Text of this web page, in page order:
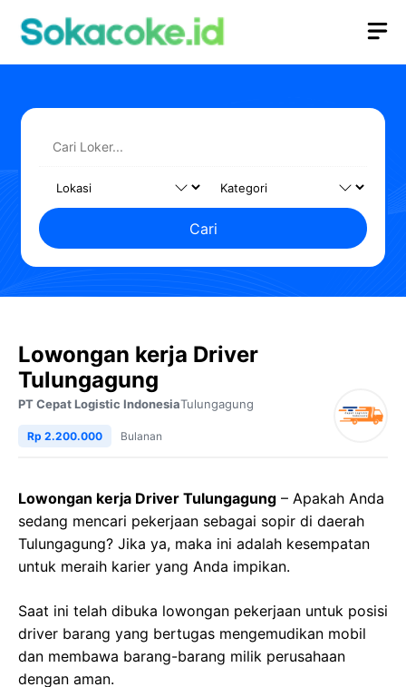
Cari
Lowongan kerja Driver
Tulungagung
PT Cepat Logistic IndonesiaTulungagung
Rp 2.200.000 Bulanan
Lowongan kerja Driver Tulungagung – Apakah Anda
sedang mencari pekerjaan sebagai sopir di daerah
Tulungagung? Jika ya, maka ini adalah kesempatan
untuk meraih karier yang Anda impikan.
Saat ini telah dibuka lowongan pekerjaan untuk posisi
driver barang yang bertugas mengemudikan mobil
dan membawa barang-barang milik perusahaan
dengan aman.